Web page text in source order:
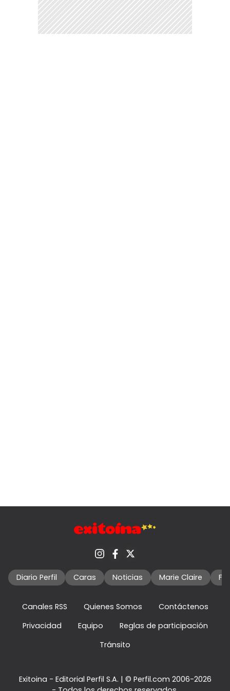
Diario Perfil Caras Noticias Marie Claire
Canales RSS Quienes Somos
Contáctenos
Privacidad
Equipo
Reglas de participación
Tránsito
Exitoina - Editorial Perfil S.A. | © Perfil.com 2006-2026